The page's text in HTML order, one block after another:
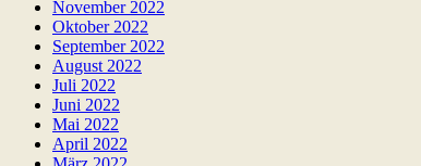
November 2022
Oktober 2022
September 2022
August 2022
Juli 2022
Juni 2022
Mai 2022
April 2022